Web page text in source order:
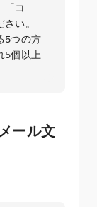
「コ
い。
5つの方
5個以上
ール文